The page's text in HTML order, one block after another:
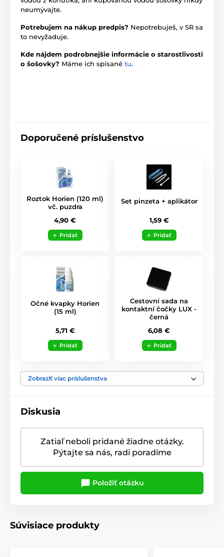
neumývajte.
Potrebujem na nákup predpis? Nepotrebuješ, v SR sa
to nevyžaduje.
Kde nájdem podrobnejšie informácie o starostlivosti
o šošovky? Máme ich spísané tu.
Doporučené príslušenstvo
Roztok Horien (120 ml)
vč. puzdra
4,90 €
Pridať
Set pinzeta + aplikátor
1,59 €
Pridať
Očné kvapky Horien
(15 ml)
5,71 €
Pridať
Cestovní sada na
kontaktní čočky LUX -
černá
6,08 €
Pridať
Zobraziť viac príslušenstva
Diskusia
Zatiaľ neboli pridané žiadne otázky.
Pýtajte sa nás, radi poradíme
Položiť otázku
Súvisiace produkty